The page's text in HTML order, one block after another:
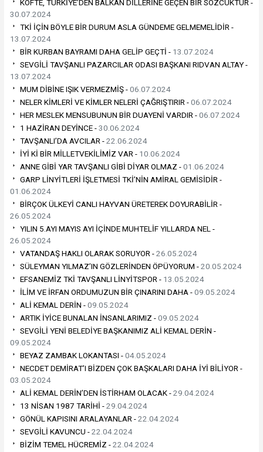
KÖFTE, TÜRKİYE’DEN BALKAN DİLLERİNE GEÇEN BİR SÖZCÜKTÜR -
30.07.2024
TKİ İÇİN BÖYLE BİR DURUM ASLA GÜNDEME GELMEMELİDİR -
13.07.2024
BİR KURBAN BAYRAMI DAHA GELİP GEÇTİ - 13.07.2024
SEVGİLİ TAVŞANLI PAZARCILAR ODASI BAŞKANI RIDVAN ALTAY -
13.07.2024
MUM DİBİNE IŞIK VERMEZMİŞ -06.07.2024
NELER KİMLERİ VE KİMLER NELERİ ÇAĞRIŞTIRIR -06.07.2024
HER MESLEK MENSUBUNUN BİR DUAYENİ VARDIR -06.07.2024
1 HAZİRAN DEYİNCE -30.06.2024
TAVŞANLI’DA AVCILAR -22.06.2024
İYİ Kİ BİR MİLLETVEKİLİMİZ VAR - 10.06.2024
ANNE GİBİ YAR TAVŞANLI GİBİ DİYAR OLMAZ -01.06.2024
GARP LİNYİTLERİ İŞLETMESİ TKİ’NİN AMİRAL GEMİSİDİR -
01.06.2024
BİRÇOK ÜLKEYİ CANLI HAYVAN ÜRETEREK DOYURABİLİR -
26.05.2024
YILIN 5.AYI MAYIS AYI İÇİNDE MUHTELİF YILLARDA NEL -
26.05.2024
VATANDAŞ HAKLI OLARAK SORUYOR -26.05.2024
SÜLEYMAN YILMAZ’IN GÖZLERİNDEN ÖPÜYORUM -20.05.2024
EFSANEMİZ TKİ TAVŞANLI LİNYİTSPOR - 13.05.2024
İLİM VE İRFAN ORDUMUZUN BİR ÇINARINI DAHA -09.05.2024
ALİ KEMAL DERİN -09.05.2024
ARTIK İYİCE BUNALAN İNSANLARIMIZ -09.05.2024
SEVGİLİ YENİ BELEDİYE BAŞKANIMIZ ALİ KEMAL DERİN -
09.05.2024
BEYAZ ZAMBAK LOKANTASI -04.05.2024
NECDET DEMİRAT’I BİZDEN ÇOK BAŞKALARI DAHA İYİ BİLİYOR -
03.05.2024
ALİ KEMAL DERİN’DEN İSTİRHAM OLACAK -29.04.2024
13 NİSAN 1987 TARİHİ -29.04.2024
GÖNÜL KAPISINI ARALAYANLAR -22.04.2024
SEVGİLİ KAVUNCU -22.04.2024
BİZİM TEMEL HÜCREMİZ -22.04.2024